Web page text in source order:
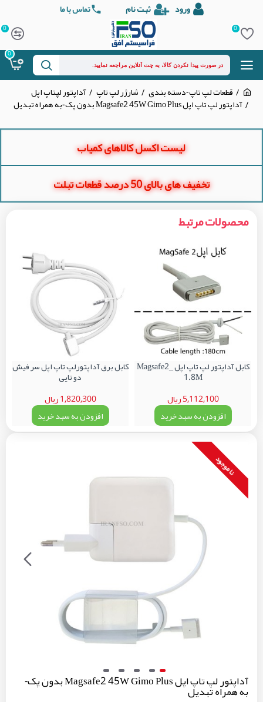
ورود ثبت نام تماس با ما
0
0
0
قطعات لپ تاپ-دسته بندی شارژر لپ تاپ آداپتور لپتاپ اپل
آداپتور لپ تاپ اپل Magsafe2 45W Gimo Plus بدون پک-به همراه تبدیل
لیست اکسل کالاهای کمیاب
تخفیف های بالای 50 درصد قطعات تبلت
محصولات مرتبط
کابل آداپتور لپ تاپ اپل Magsafe2_
1.8M
5,112,100 ریال
افزودن به سبد خرید
کابل برق آداپتورلپ تاپ اپل سر فیش
دو تایی
1,820,300 ریال
افزودن به سبد خرید
نا موجود
آداپتور لپ تاپ اپل Magsafe2 45W Gimo Plus بدون پک-
به همراه تبدیل